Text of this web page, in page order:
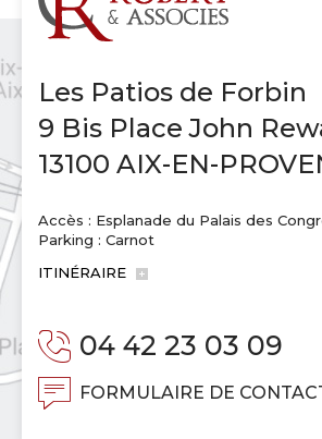
Les Patios de Forbin
9 Bis Place John
13100 AIX-EN-
Accès : Esplanade du Palais des
Parking : Carnot
ITINÉRAIRE
04 42 23 03 09
FORMULAIRE DE